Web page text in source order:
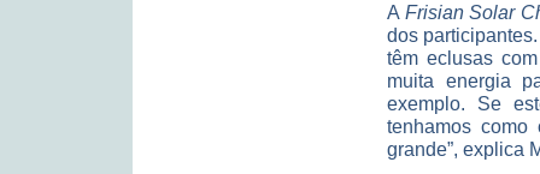
A Frisian Solar
dos
têm eclusas
muita energia
exemplo. Se
tenhamos
grande”, explica